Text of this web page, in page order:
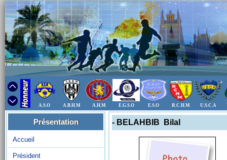
A.S.O A.B.H.M A.H.M E.G.S.O E.S.O R.C.H.M U.S.C.A
Présentation
Accueil
Président
- BELAHBIB Bilal